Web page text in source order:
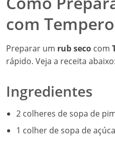
com
Preparar um rub seco com
rápido. Veja a receita abaixo:
Ingredientes
2 colheres de sopa de
1 colher de sopa de